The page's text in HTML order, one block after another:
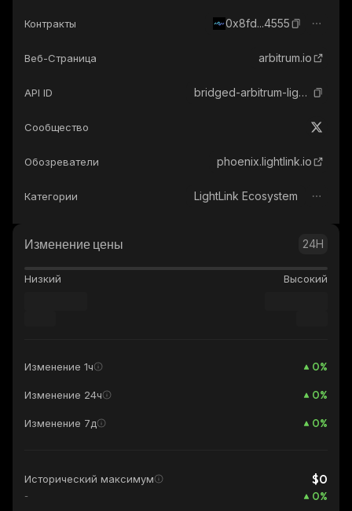
Контракты 0x8fd...4555
Веб-Страница arbitrum.io
API ID bridged-arbitrum-lightlink
Сообщество
Обозреватели phoenix.lightlink.io
Категории LightLink Ecosystem
Изменение цены 24H
Низкий Высокий
Изменение 1ч 0%
Изменение 24ч 0%
Изменение 7д 0%
Исторический максимум $0
- 0%